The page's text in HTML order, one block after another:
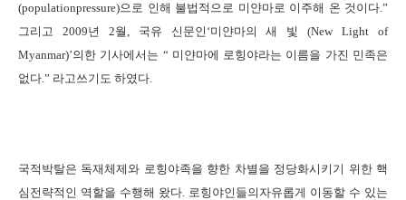
(populationpressure)으로 인해 불법적으로 미얀마로 이주해 온 것이다.”
그리고 2009년 2월, 국유 신문인 ‘미얀마의 새 빛
(New Light of
Myanmar)’의한 기사에서는 “ 미얀마에 로힝야라는 이름을 가진 민족은
없다.” 라고쓰기도 하였다.
국적박탈은 독재체제와 로힝야족을 향한 차별을 정당화시키기 위한 핵
심전략적인 역할을 수행해 왔다. 로힝야인들의자유롭게 이동할 수 있는